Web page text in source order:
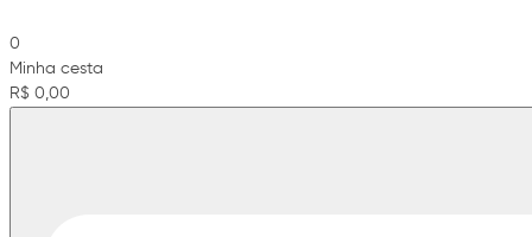
0
Minha cesta
R$ 0,00